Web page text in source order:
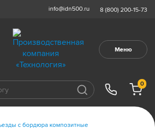
info@idn500.ru 8 (800) 200-15-73
Меню
0
с бордюра композитные